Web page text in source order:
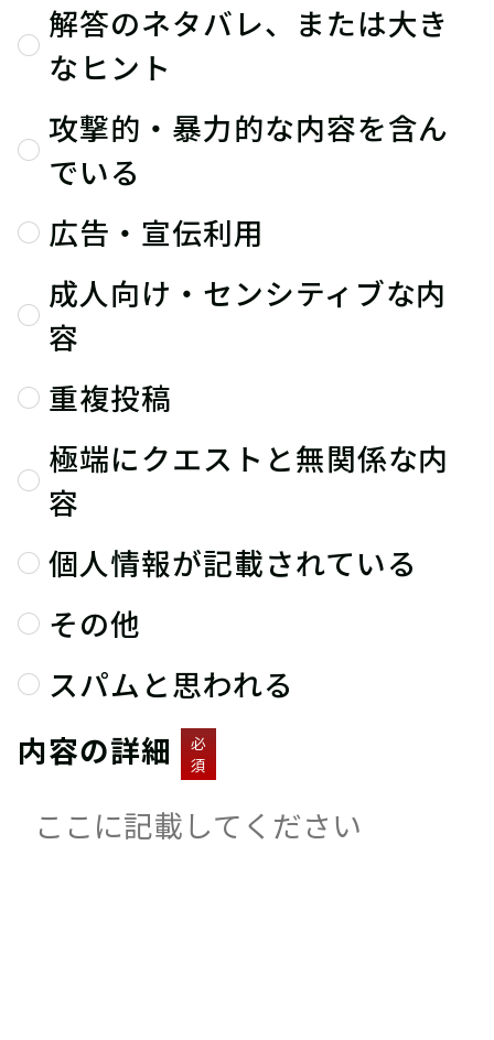
解答のネタバレ、または大き
なヒント
攻撃的・暴力的な内容を含ん
でいる
広告・宣伝利用
成人向け・センシティブな内
容
重複投稿
極端にクエストと無関係な内
容
個人情報が記載されている
その他
スパムと思われる
内容の詳細
必
須